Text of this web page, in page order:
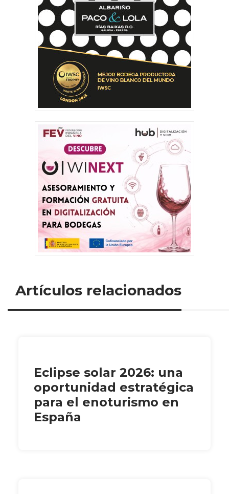
Artículos relacionados
Eclipse solar 2026: una
oportunidad estratégica
para el enoturismo en
España